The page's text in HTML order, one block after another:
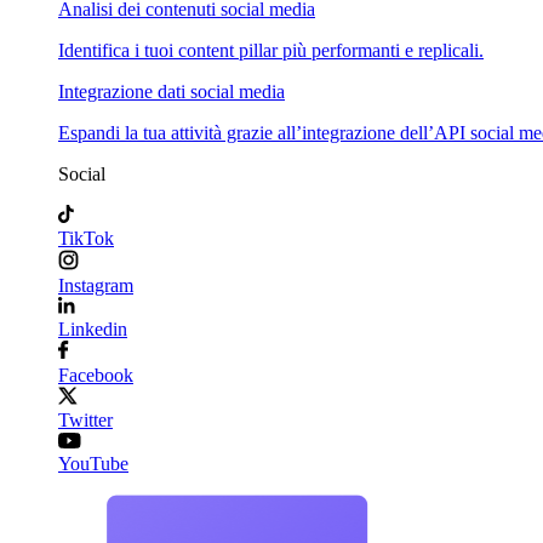
Analisi dei contenuti social media
Identifica i tuoi content pillar più performanti e replicali.
Integrazione dati social media
Espandi la tua attività grazie all’integrazione dell’API social
Social
TikTok
Instagram
Linkedin
Facebook
Twitter
YouTube